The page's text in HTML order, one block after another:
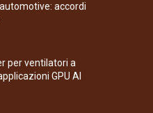
accordi
per ventilatori a
GPU AI